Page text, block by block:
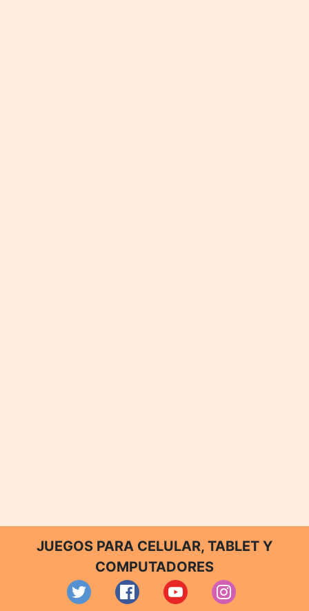
JUEGOS PARA CELULAR, TABLET Y
COMPUTADORES